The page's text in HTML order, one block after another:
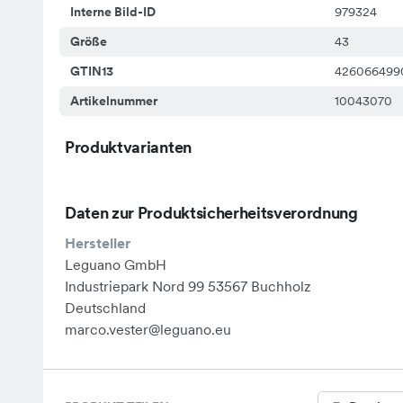
Interne Bild-ID
979324
Größe
43
GTIN13
Artikelnummer
10043070
Produktvarianten
Daten zur Produktsicherheitsverordnung
Hersteller
Leguano GmbH
Industriepark Nord 99 53567 Buchholz
Deutschland
marco.vester@leguano.eu